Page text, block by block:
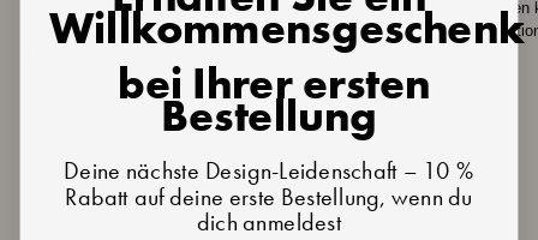
Holzverarbeitung und handgemaltem Design, sodass
leichte Unregelmäßigkeiten vorhanden sein können.
Diese sind keine Mängel, sondern Merkmale, die jedes
Stück einzigartig machen.
Willkommensgeschenk
bei Ihrer ersten
Bestellung
Deine nächste Design-Leidenschaft – 10 %
Rabatt auf deine erste Bestellung, wenn du
dich anmeldest